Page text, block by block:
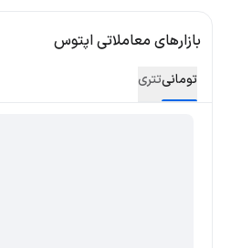
بازارهای معاملاتی اپتوس
تومانیتتری